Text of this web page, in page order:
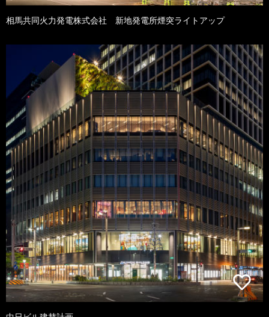
相馬共同火力発電株式会社 新地発電所煙突ライトアップ